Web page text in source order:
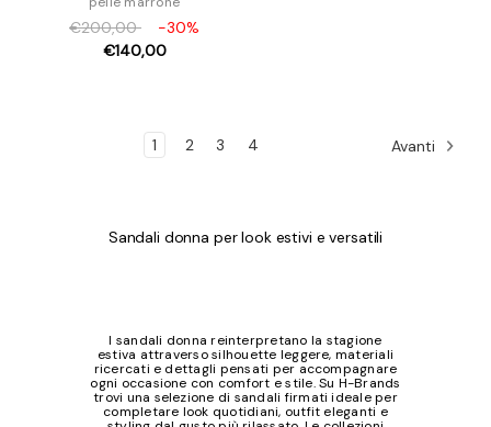
€200,00
-30%
€140,00
1 2 3 4 Avanti
Sandali donna per look estivi e versatili
I sandali donna reinterpretano la stagione
estiva attraverso silhouette leggere, materiali
ricercati e dettagli pensati per accompagnare
ogni occasione con comfort e stile. Su H-Brands
trovi una selezione di sandali firmati ideale per
completare look quotidiani, outfit eleganti e